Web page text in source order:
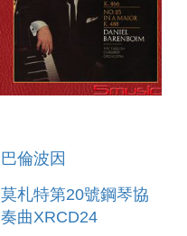
巴倫波因
莫札特第20號鋼琴協
奏曲XRCD24